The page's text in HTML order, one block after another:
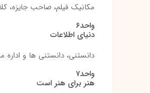
مکانیک فیلم، صاحب جایزه،
واحد۶
دنیای اطلاعات
دانستنی، دانستنی ها و اداره
واحد۷
هنر برای هنر است